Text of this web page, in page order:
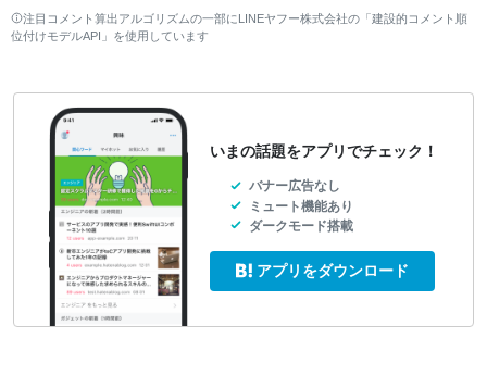
注目コメント算出アルゴリズムの一部にLINEヤフー株式会社の「建設的コメント順
位付けモデルAPI」を使用しています
いまの話題をアプリでチェック！
バナー広告なし
ミュート機能あり
ダークモード搭載
アプリをダウンロード